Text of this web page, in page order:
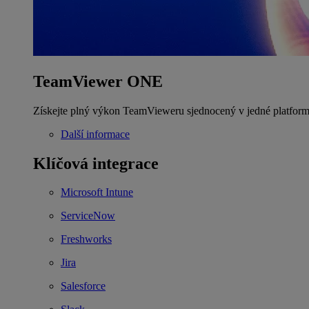
TeamViewer ONE
Získejte plný výkon TeamVieweru sjednocený v jedné
Další informace
Klíčová integrace
Microsoft Intune
ServiceNow
Freshworks
Jira
Salesforce